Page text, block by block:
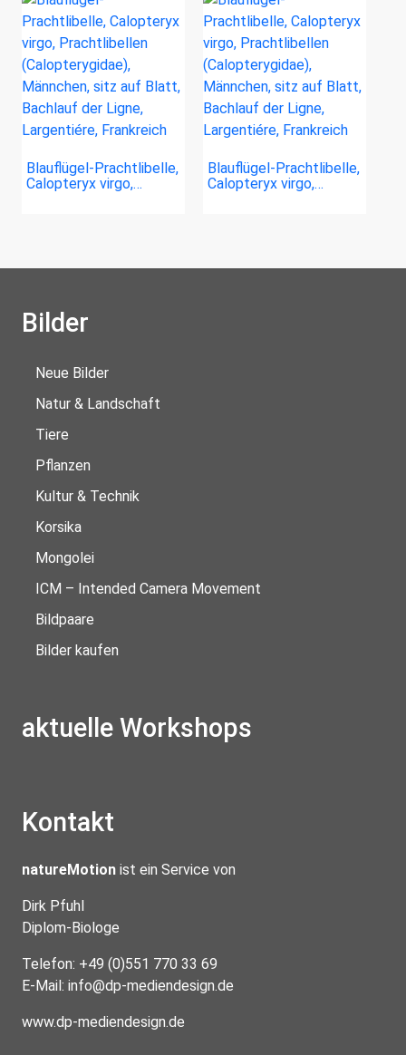
Blauflügel-Prachtlibelle,
Calopteryx virgo,…
Blauflügel-Prachtlibelle,
Calopteryx virgo,…
Bilder
Neue Bilder
Natur & Landschaft
Tiere
Pflanzen
Kultur & Technik
Korsika
Mongolei
ICM – Intended Camera Movement
Bildpaare
Bilder kaufen
aktuelle Workshops
Kontakt
natureMotion ist ein Service von
Dirk Pfuhl
Diplom-Biologe
Telefon: +49 (0)551 770 33 69
E-Mail: info@dp-mediendesign.de
www.dp-mediendesign.de